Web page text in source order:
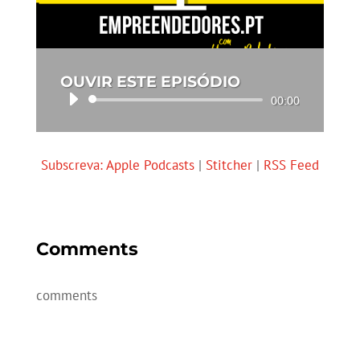
OUVIR ESTE EPISÓDIO
Reprodutor
áudio
00:00
Subscreva:Apple Podcasts| Stitcher| RSS Feed
Comments
comments